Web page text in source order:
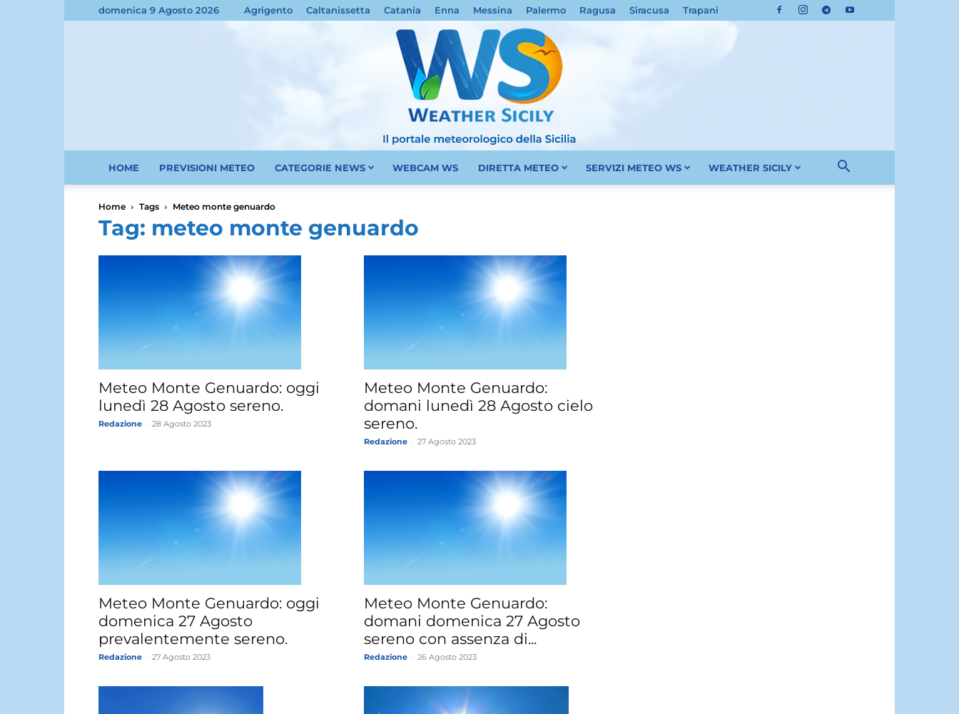
domenica 9 Agosto 2026 Agrigento Caltanissetta Catania Enna Messina Palermo Ragusa Siracusa Trapani
»
Weather
HOME PREVISIONI METEO CATEGORIE NEWS WEBCAM WS DIRETTA METEO SERVIZI METEO WS WEATHER SICILY
Home Tags Meteo monte genuardo
Tag: meteo monte genuardo
Meteo Monte Genuardo: oggi
lunedì 28 Agosto sereno.
Redazione 28 Agosto 2023
Meteo Monte Genuardo:
domani lunedì 28 Agosto cielo
sereno.
Redazione 27 Agosto 2023
Meteo Monte Genuardo: oggi
domenica 27 Agosto
prevalentemente sereno.
Redazione 27 Agosto 2023
Meteo Monte Genuardo:
domani domenica 27 Agosto
sereno con assenza di...
Redazione 26 Agosto 2023